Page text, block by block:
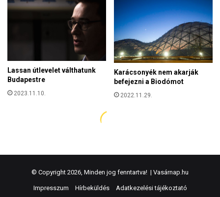
© Copyright 2026, Minden jog fenntartva! | Vasárnap.hu
Impresszum Hírbeküldés Adatkezelési tájékoztató